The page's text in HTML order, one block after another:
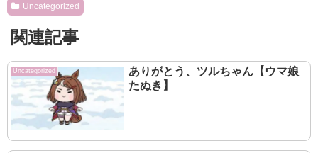
Uncategorized
関連記事
Uncategorized
ありがとう、ツルちゃん【ウマ娘
たぬき】